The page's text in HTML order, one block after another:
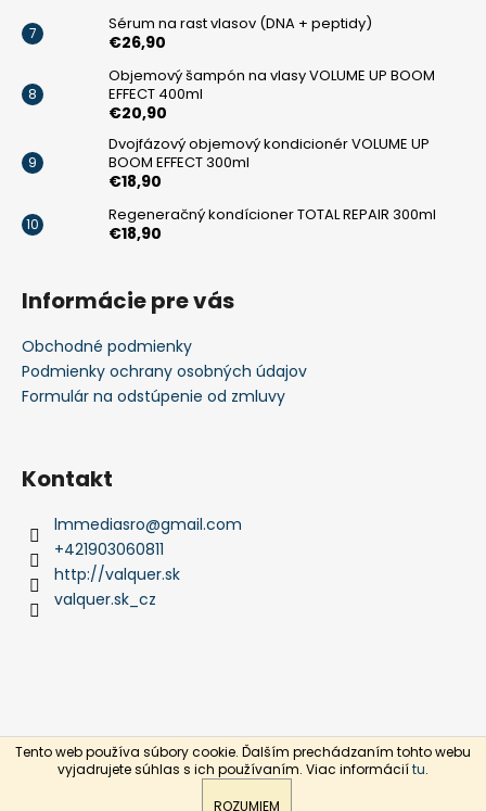
Tento web používa súbory cookie. Ďalším prechádzaním tohto webu
vyjadrujete súhlas s ich používaním. Viac informáciítu.
ROZUMIEM
Sérum na rast vlasov (DNA + peptidy)
€26,90
Objemový šampón na vlasy VOLUME UP BOOM
EFFECT 400ml
€20,90
Dvojfázový objemový kondicionér VOLUME UP
BOOM EFFECT 300ml
€18,90
Regeneračný kondícioner TOTAL REPAIR 300ml
€18,90
Informácie pre vás
Obchodné podmienky
Podmienky ochrany osobných údajov
Formulár na odstúpenie od zmluvy
Kontakt
lmmediasro@gmail.com
+421903060811
http://valquer.sk
valquer.sk_cz
Vytvoril Shoptet